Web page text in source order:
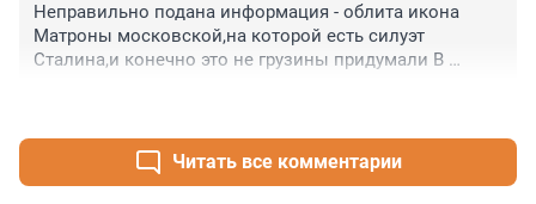
Неправильно подана информация - облита икона
Матроны московской,на которой есть силуэт
Сталина,и конечно это не грузины придумали В
Читать все комментарии